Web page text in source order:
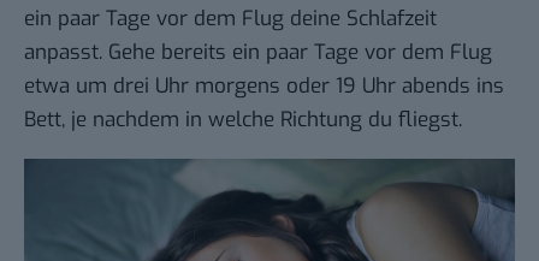
ein paar Tage vor dem Flug deine Schlafzeit
anpasst. Gehe bereits ein paar Tage vor dem Flug
etwa um drei Uhr morgens oder 19 Uhr abends ins
Bett, je nachdem in welche Richtung du fliegst.